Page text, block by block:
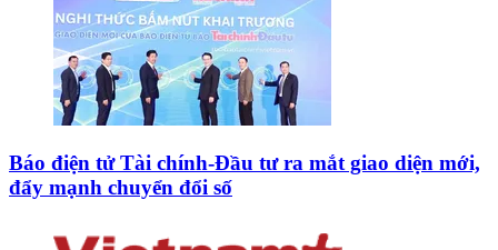
Báo điện tử Tài chính-Đầu tư ra mắt giao diện mới,
đẩy mạnh chuyển đổi số